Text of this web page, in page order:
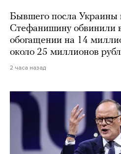
Бывшего посла
Стефанишину обвинили
обогащении на 14
около 25 миллионов
2 часа назад